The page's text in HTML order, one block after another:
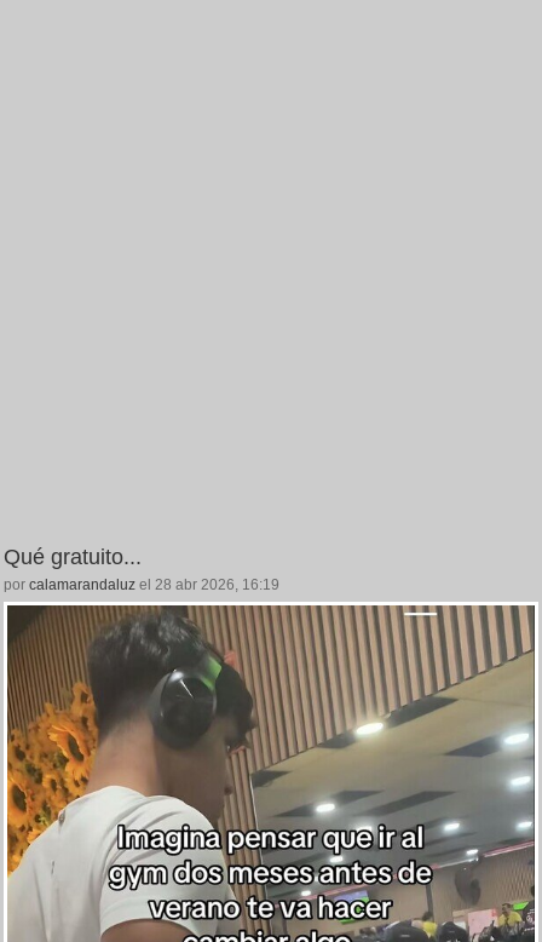
Qué gratuito...
por calamarandaluz el 28 abr 2026, 16:19